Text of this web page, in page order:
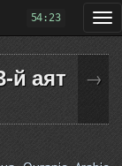
54:23
й аят
→